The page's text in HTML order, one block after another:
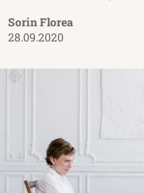
Sorin Florea
28.09.2020